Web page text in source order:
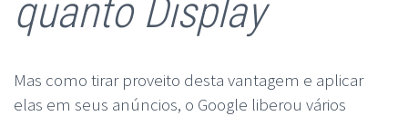
quanto Display
Mas como tirar proveito desta vantagem e aplicar
elas em seus anúncios, o Google liberou vários